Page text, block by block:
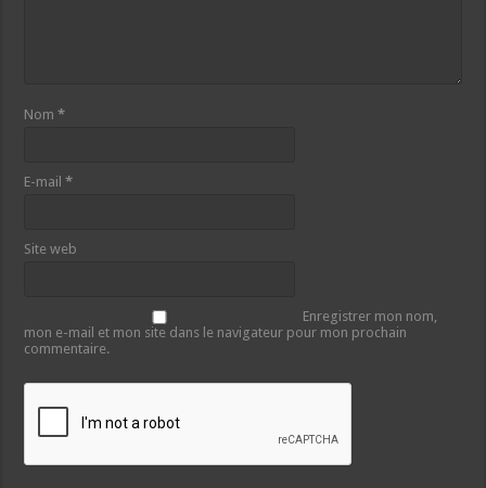
Nom*
E-mail*
Site web
Enregistrer mon nom,
mon e-mail et mon site dans le navigateur pour mon prochain
commentaire.